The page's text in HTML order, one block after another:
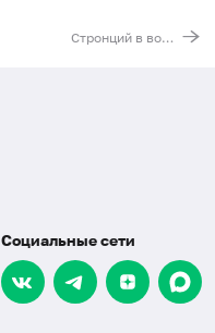
Стронций в волосах
Социальные сети